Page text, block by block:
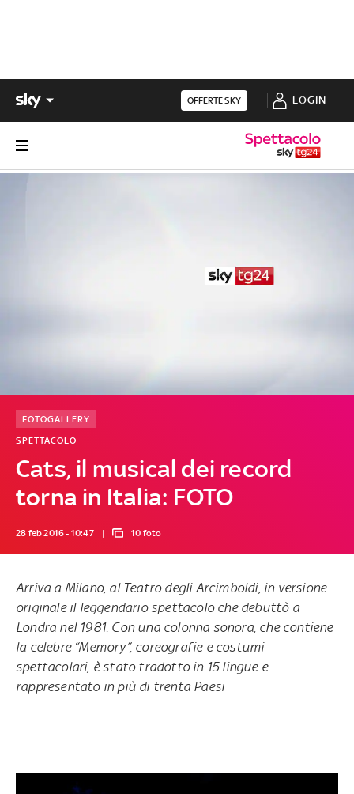
OFFERTE SKY LOGIN
Cats, il musical dei record
torna in Italia: FOTO
SPETTACOLO
FOTOGALLERY
28 feb 2016 - 10:47 10 foto
Arriva a Milano, al Teatro degli Arcimboldi, in versione
originale il leggendario spettacolo che debuttò a
Londra nel 1981. Con una colonna sonora, che contiene
la celebre “Memory”, coreografie e costumi
spettacolari, è stato tradotto in 15 lingue e
rappresentato in più di trenta Paesi